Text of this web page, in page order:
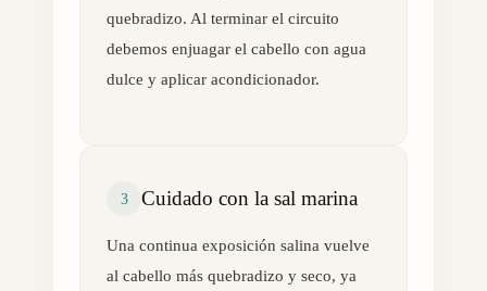
quebradizo. Al terminar el circuito
debemos enjuagar el cabello con agua
dulce y aplicar acondicionador.
3 Cuidado con la sal marina
Una continua exposición salina vuelve
al cabello más quebradizo y seco, ya